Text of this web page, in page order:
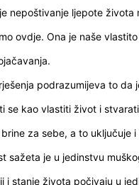
nepoštivanje ljepote života
ovdje. Ona je naše
podrazumijeva to
se kao vlastiti život i
za sebe, a to uključuje i
sažeta je u jedinstvu
i stanje života počivaju u